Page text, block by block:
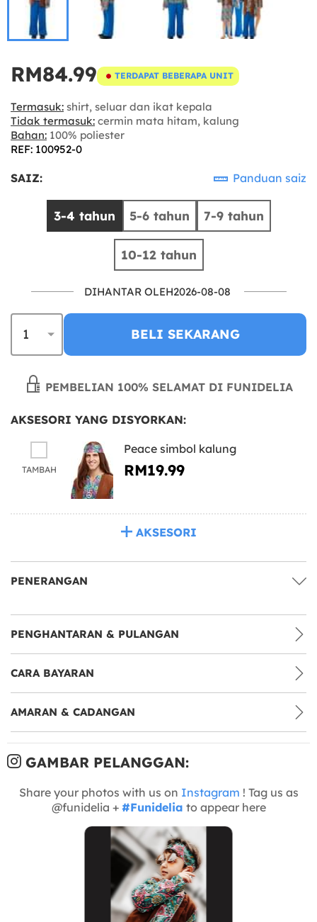
RM84.99 TERDAPAT BEBERAPA UNIT
Termasuk: shirt, seluar dan ikat kepala
Tidak termasuk: cermin mata hitam, kalung
Bahan: 100% poliester
REF: 100952-0
SAIZ: Panduan saiz
3-4 tahun 5-6 tahun 7-9 tahun
10-12 tahun
DIHANTAR OLEH2026-08-08
BELI SEKARANG
PEMBELIAN 100% SELAMAT DI FUNIDELIA
AKSESORI YANG DISYORKAN:
TAMBAH
Peace simbol kalung
RM19.99
AKSESORI
PENERANGAN
PENGHANTARAN & PULANGAN
CARA BAYARAN
AMARAN & CADANGAN
GAMBAR PELANGGAN:
Share your photos with us on Instagram ! Tag us as
@funidelia + #Funidelia to appear here